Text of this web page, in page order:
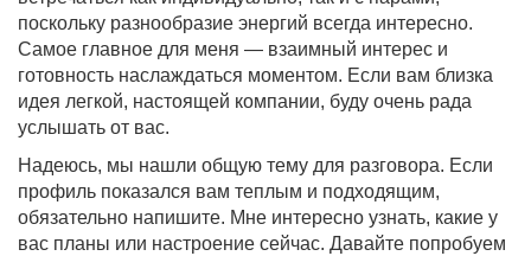
поскольку разнообразие энергий всегда интересно.
Самое главное для меня — взаимный интерес и
готовность наслаждаться моментом. Если вам близка
идея легкой, настоящей компании, буду очень рада
услышать от вас.
Надеюсь, мы нашли общую тему для разговора. Если
профиль показался вам теплым и подходящим,
обязательно напишите. Мне интересно узнать, какие у
вас планы или настроение сейчас. Давайте попробуем